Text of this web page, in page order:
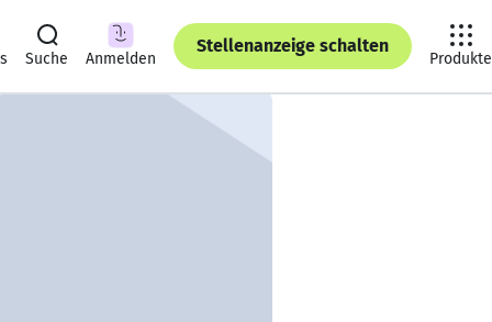
Suche Anmelden
Stellenanzeige schalten
Produkte